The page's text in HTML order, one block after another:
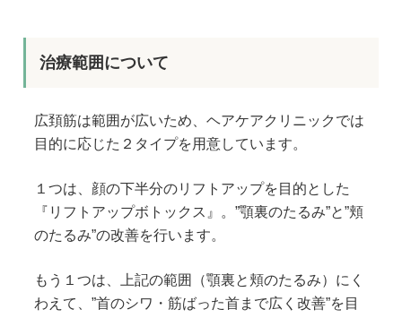
治療範囲について
広頚筋は範囲が広いため、ヘアケアクリニックでは
目的に応じた２タイプを用意しています。
１つは、顔の下半分のリフトアップを目的とした
『リフトアップボトックス』。”顎裏のたるみ”と”頬
のたるみ”の改善を行います。
もう１つは、上記の範囲（顎裏と頬のたるみ）にく
わえて、”首のシワ・筋ばった首まで広く改善”を目